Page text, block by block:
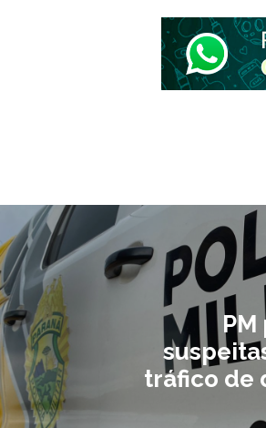
tráfico de